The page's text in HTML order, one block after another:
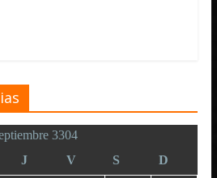
3304
J V S D